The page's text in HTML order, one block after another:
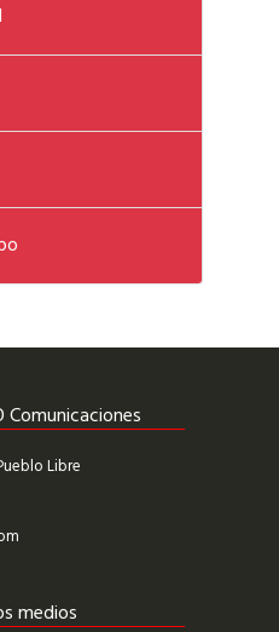
Comunicaciones
Libre
medios